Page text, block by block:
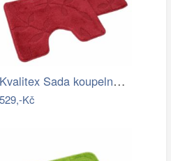
Kvalitex Sada koupelnových předložek…
529,-Kč